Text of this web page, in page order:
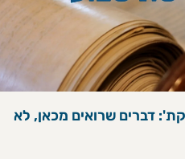
דברים שרואים מכאן, לא